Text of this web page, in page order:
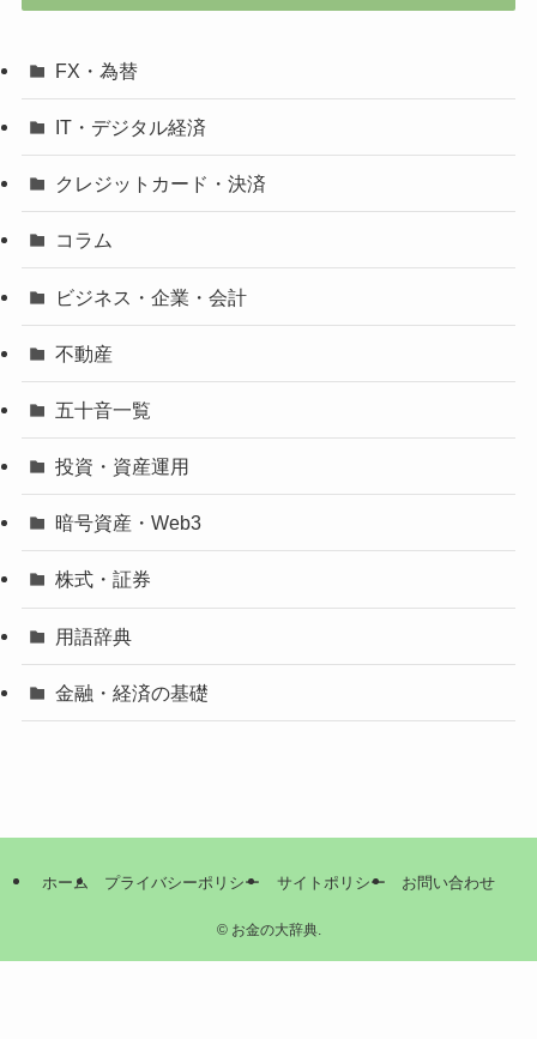
FX・為替
IT・デジタル経済
クレジットカード・決済
コラム
ビジネス・企業・会計
不動産
五十音一覧
投資・資産運用
暗号資産・Web3
株式・証券
用語辞典
金融・経済の基礎
ホーム プライバシーポリシー サイトポリシー お問い合わせ
©お金の大辞典.